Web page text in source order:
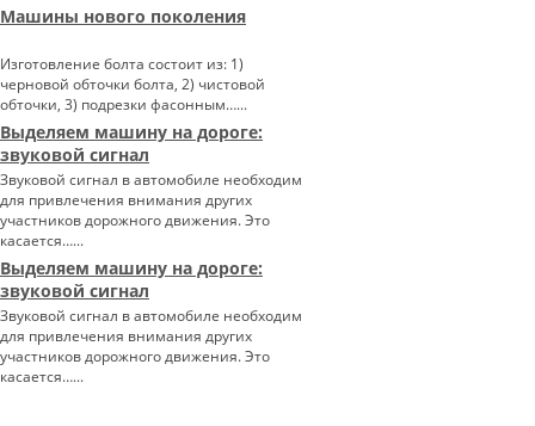
Машины нового поколения
Изготовление болта состоит из: 1)
черновой обточки болта, 2) чистовой
обточки, 3) подрезки фасонным…...
Выделяем машину на дороге:
звуковой сигнал
Звуковой сигнал в автомобиле необходим
для привлечения внимания других
участников дорожного движения. Это
касается…...
Выделяем машину на дороге:
звуковой сигнал
Звуковой сигнал в автомобиле необходим
для привлечения внимания других
участников дорожного движения. Это
касается…...